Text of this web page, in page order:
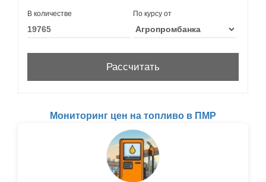
В количестве По курсу от
Мониторинг цен на топливо в ПМР